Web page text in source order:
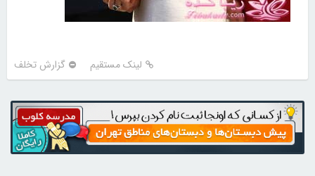
لینک مستقیم گزارش تخلف